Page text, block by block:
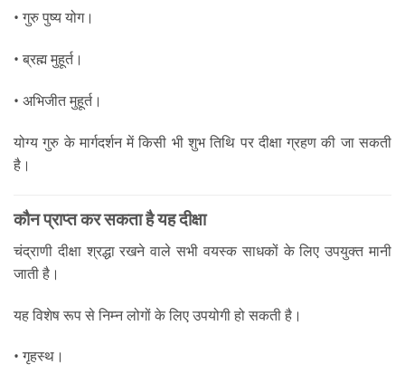
• गुरु पुष्य योग।
• ब्रह्म मुहूर्त।
• अभिजीत मुहूर्त।
योग्य गुरु के मार्गदर्शन में किसी भी शुभ तिथि पर दीक्षा ग्रहण की जा सकती
है।
कौन प्राप्त कर सकता है यह दीक्षा
चंद्राणी दीक्षा श्रद्धा रखने वाले सभी वयस्क साधकों के लिए उपयुक्त मानी
जाती है।
यह विशेष रूप से निम्न लोगों के लिए उपयोगी हो सकती है।
• गृहस्थ।